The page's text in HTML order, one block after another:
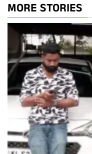
MORE STORIES